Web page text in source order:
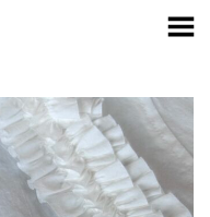
Toggle Menu